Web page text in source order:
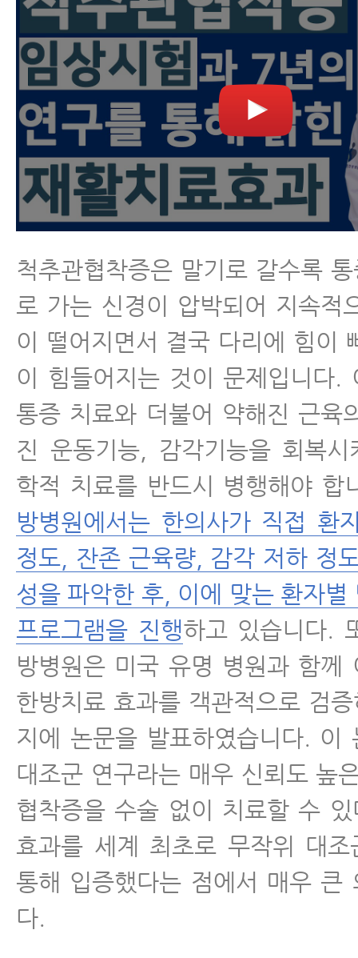
척추관협착증은 말기로 갈수록
로 가는 신경이 압박되어 지속적
이 떨어지면서 결국 다리에 힘이
이 힘들어지는 것이 문제입니다.
통증 치료와 더불어 약해진 근육
진 운동기능, 감각기능을 회복시
학적 치료를 반드시 병행해야
방병원에서는 한의사가 직접 환
정도, 잔존 근육량, 감각 저하 정
성을 파악한 후, 이에 맞는 환자별
프로그램을 진행하고 있습니다.
방병원은 미국 유명 병원과 함께
한방치료 효과를 객관적으로 검
지에 논문을 발표하였습니다. 이
대조군 연구라는 매우 신뢰도 높
협착증을 수술 없이 치료할 수
효과를 세계 최초로 무작위 대조
통해 입증했다는 점에서 매우 큰
다.